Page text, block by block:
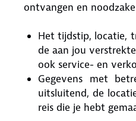
ontvangen en
Het tijdstip, locatie,
de aan jou
ook service- en
Gegevens met
uitsluitend, de
reis die je hebt